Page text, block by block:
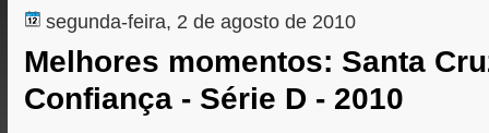
segunda-feira, 2 de agosto de 2010
Melhores momentos: Santa
Confiança - Série D - 2010